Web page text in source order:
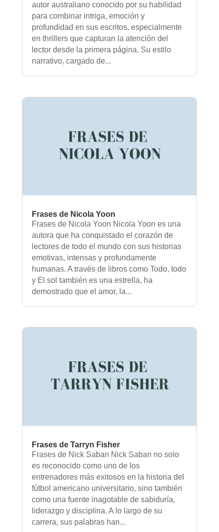
autor australiano conocido por su habilidad
para combinar intriga, emoción y
profundidad en sus escritos, especialmente
en thrillers que capturan la atención del
lector desde la primera página. Su estilo
narrativo, cargado de...
Frases de Nicola Yoon
Frases de Nicola Yoon Nicola Yoon es una
autora que ha conquistado el corazón de
lectores de todo el mundo con sus historias
emotivas, intensas y profundamente
humanas. A través de libros como Todo, todo
y El sol también es una estrella, ha
demostrado que el amor, la...
Frases de Tarryn Fisher
Frases de Nick Saban Nick Saban no solo
es reconocido como uno de los
entrenadores más exitosos en la historia del
fútbol americano universitario, sino también
como una fuente inagotable de sabiduría,
liderazgo y disciplina. A lo largo de su
carrera, sus palabras han...